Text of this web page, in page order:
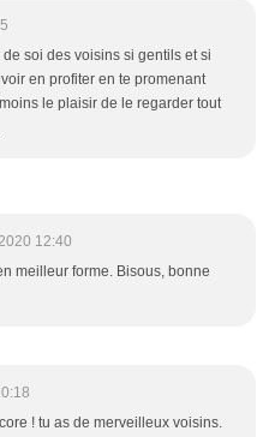
soi des voisins si gentils et si
en profiter en te promenant
le plaisir de le regarder tout
12:40
meilleur forme. Bisous, bonne
! tu as de merveilleux voisins.